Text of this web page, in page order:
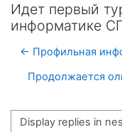
Идет первый
информатике
← Профильная
Продолжается
Display mode